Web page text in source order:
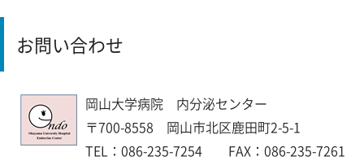
お問い合わせ
岡山大学病院 内分泌センター
〒700-8558 岡山市北区鹿田町2-5-1
TEL：086-235-7254 FAX：086-235-7261